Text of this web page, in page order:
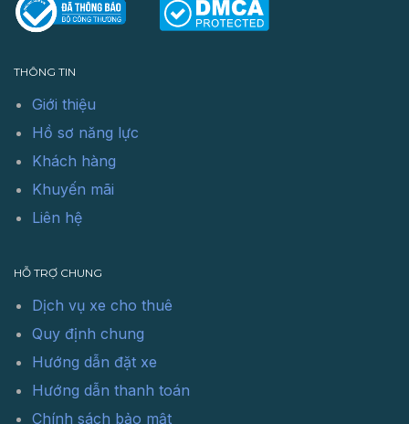
THÔNG TIN
Giới thiệu
Hồ sơ năng lực
Khách hàng
Khuyến mãi
Liên hệ
HỖ TRỢ CHUNG
Dịch vụ xe cho thuê
Quy định chung
Hướng dẫn đặt xe
Hướng dẫn thanh toán
Chính sách bảo mật